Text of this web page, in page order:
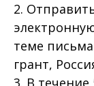
2.
теме
грант,
3. В